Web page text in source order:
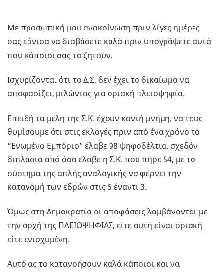
Με προσωπική μου ανακοίνωση πριν λίγες ημέρες
σας τόνισα να διαβάσετε καλά πριν υπογράψετε αυτά
που κάποιοι σας το ζητούν.
Ισχυρίζονται ότι το Δ.Σ. δεν έχει το δικαίωμα να
αποφασίζει, μιλώντας για οριακή πλειοψηφία.
Επειδή τα μέλη της Σ.Κ. έχουν κοντή μνήμη, να τους
θυμίσουμε ότι στις εκλογές πριν από ένα χρόνο το
“Ενωμένο Εμπόριο” έλαβε 98 ψηφοδέλτια, σχεδόν
διπλάσια από όσα έλαβε η Σ.Κ. που πήρε 54, με το
σύστημα της απλής αναλογικής να φέρνει την
κατανομή των εδρών στις 5 έναντι 3.
Όμως στη Δημοκρατία οι αποφάσεις λαμβάνονται με
την αρχή της ΠΛΕΙΟΨΗΦΙΑΣ, είτε αυτή είναι οριακή
είτε ενισχυμένη.
Αυτό ας το κατανοήσουν καλά κάποιοι και να